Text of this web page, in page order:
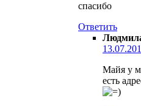
спасибо
Ответить
Майя у
есть